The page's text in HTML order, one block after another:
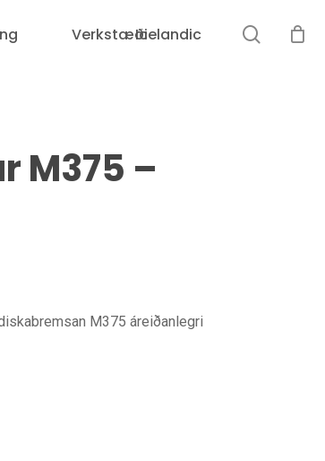
VerkstæðiIcelandic
M375 –
M375 áreiðanlegri